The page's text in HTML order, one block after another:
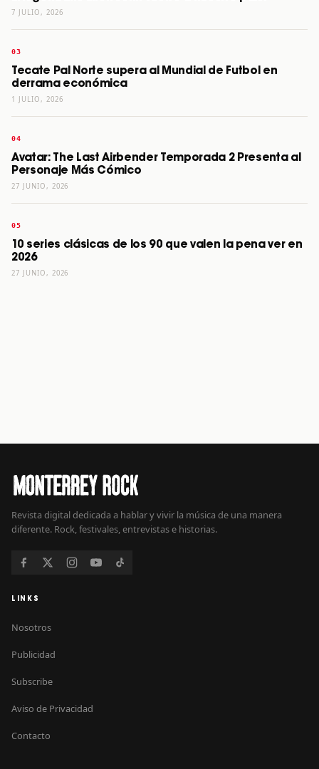
7 JULIO, 2026
Tecate Pal Norte supera al Mundial de Futbol en
derrama económica
1 JULIO, 2026
Avatar: The Last Airbender Temporada 2 Presenta al
Personaje Más Cómico
27 JUNIO, 2026
10 series clásicas de los 90 que valen la pena ver en
2026
27 JUNIO, 2026
Revista digital dedicada a hablar y vivir la música de una manera
diferente. Rock, festivales, entrevistas e historias.
LINKS
Nosotros
Publicidad
Subscribe
Aviso de Privacidad
Contacto